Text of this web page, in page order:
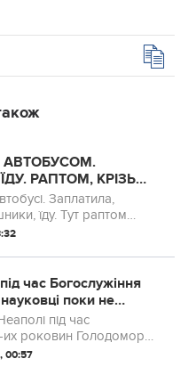
АВТОБУСОМ.
РАПТОМ, КРІЗЬ
КРИК. ВСІ
НА
Заплатила,
їду. Тут раптом
стогони і крики.
під час Богослужіння
поки не
того що відбулось
під час
роковин Голодомору
крові святого
00:57